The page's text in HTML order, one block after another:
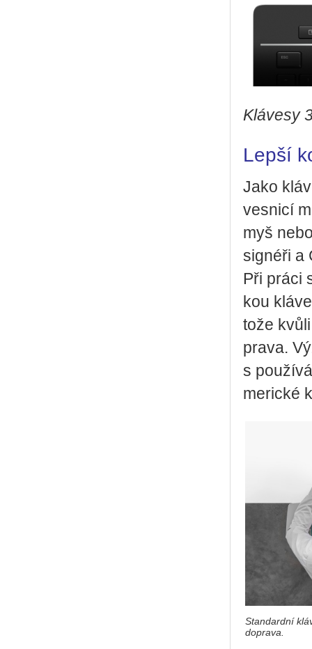
Klá­ve­sy
Lepší
Jako
ves­ni­cí
myš
sig­né­ři a
Při práci
kou
to­že
pra­va.
s
me­ric­ké
Standardní
doprava.